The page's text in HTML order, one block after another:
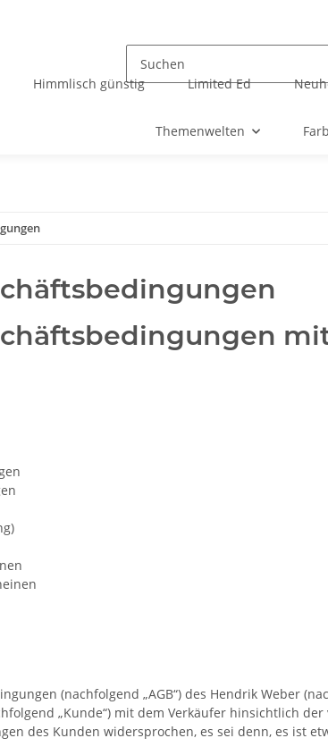
Himmlisch günstig Limited Ed
Themenwelten
(nachfolgend „AGB“) des Hendrik Weber
„Kunde“) mit dem Verkäufer hinsichtlich
des Kunden widersprochen, es sei denn, es ist